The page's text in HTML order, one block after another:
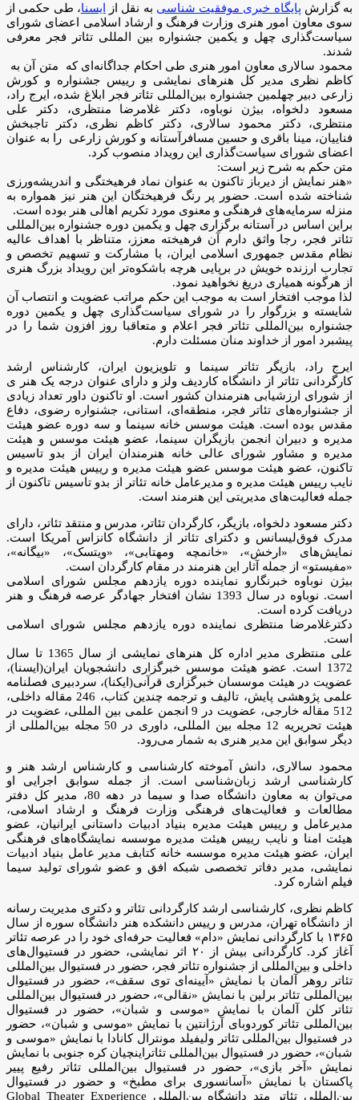
به گزارش پایگاه خبری موفقیت شناسی به نقل از ایسنا، طی حکمی از
سوی معاون امور هنری وزارت فرهنگ و ارشاد اسلامی اعضای شورای
سیاست‌گذاری چهل و یکمین جشنواره بین المللی تئاتر فجر معرفی
شدند.
محمود سالاری معاون امور هنری طی احکام جداگانه‌ای که متن آن به
کاظم نظری مدیر کل هنرهای نمایشی و رییس جشنواره و کورش
زارعی دبیر چهلمین جشنواره بین‌المللی تئاتر فجر ابلاغ شده، ایرج راد،
مسعود دلخواه، بیژن نوباوه، دکتر غلامرضا منتظری، دکتر علی
منتظری، دکتر محمود سالاری، دکتر کاظم نظری، دکتر تاجبخش
فناییان، مینا باقری و حسین مسافرآستانه و کورش زارعی را به عنوان
اعضای شورای سیاست‌گذاری این رویداد منصوب کرد.
متن حکم به شرح زیر است:
«هنر نمایش از دیرباز تاکنون به عنوان نماد فرهیختگی و اندریشه‌ورزی
شناخته شده است. حضور پر رنگ فرهیختگان این هنر نیز همواره به
منزله سرمایه‌های فرهنگی و معنوی مورد تکریم اهالی هنر بوده است.
براین اساس در آستانه برگزاری چهل و یکمین دوره جشنواره بین‌المللی
تئاتر فجر، رجا واثق دارم آن فرهیخته معزز، متناظر با اهداف عالیه
نظام مقدس جمهوری اسلامی ایران، با مشارکت و تسهیم تخصص و
تجارب ارزنده خویش در برپایی هرچه باشکوه‌‍‌تر این رویداد بزرگ هنری
از هرگونه همیاری دریغ نخواهید نمود.
لذا موجب افتخار است به موجب این حکم مراتب عضویت و انتصاب آن
شایسته و بزرگوار را در شورای سیاست‌گذاری چهل و یکمین دوره
جشنواره بین‌المللی تئاتر فجر اعلام و متعاقبا روز افزون شما را در
پیشبرد امور از خداوند منان مسئلت دارم.
ایرج راد، بازیگر تئاتر سینما و تلویزیون ایران، کارشناس ارشد
کارگردانی تئاتر از دانشگاه کاردیف ولز و دارای عنوان درجه یک هنر ی
از شورای ارزشیابی هنرمندان کشور است. او تاکنون داور تعداد زیادی
از جشنواره‌های تئاتر فجر، منطقه‌ای، استانی، جشنواره رضوی، دفاع
مقدس بوده است. هیئت موسس خانه سینما و سه دوره عضو هیئت
مدیره و دبیران انجمن بازیگران سینما، عضو هیئت موسس و هیئت
مدیره و مشاور شورای عالی خانه هنرمندان ایران از بدو تاسیس
تاکنون، عضو هیئت موسس عضو هیئت مدیره و رییس هیئت مدیره و
نایب رییس هیئت مدیره و مدیرعامل خانه تئاتر از بدو تاسیس تاکنون از
جمله فعالیت‌های مدیریتی این هنرمند است.
دکتر مسعود دلخواه، بازیگر، کارگردان تئاتر، مدرس و منتقد تئاتر، دارای
مدرک فوق‌لیسانس و دکترای تئاتر از دانشگاه کانزاس آمریکا است.
نمایش‌های «ارخش»، «خانمچه ومهتابی»، «ویتسک»، «بیگانه»،
«مفیستو» از جمله آثار این هنرمند در مقام کارگردان است.
بیژن نوباوه خبرنگارو نماینده دوره یازدهم مجلس شورای اسلامی
است. نوباوه در سال 1393 نشان افتخار جهادگر عرصه فرهنگ و هنر
دریافت کرده است.
دکترغلامرضا منتظری نماینده دوره یازدهم مجلس شورای اسلامی
است.
علی منتظری مدیر اداره کل هنرهای نمایشی از سال 1365 تا سال
1372 است. عضو هیئت موسس خبرگزاری دانشجویان ایران(ایسنا)،
عضویت در هیئت موسسان خبرگزاری قرآنی(ایکنا)، سردبیری فصلنامه
علمی پژوهشی پایش، تالیف و ترجمه چندین کتاب، 246 مقاله داخلی،
512 مقاله خارجی، عضویت در 9 انجمن علمی بین المللی، عضویت در
هیئت تحریریه 12 مجله بین المللی، داوری در 50 مجله بین‌المللی از
دیگر سوابق این مدیر هنری به شمار می‌رود.
محمود سالاری، دانش آموخته کارشناسی و کارشناس ارشد هنر و
کارشناسی ارشد زبان‌شناسی است. از جمله سوابق اجرایی او
می‌توان به معاون دانشگاه صدا و سیما در دهه 80، مدیر کل دفتر
مطالعات و فعالیت‌های فرهنگی وزارت فرهنگ و ارشاد اسلامی،
مدیرعامل و رییس هیئت مدیره بنیاد ادبیات داستانی ایرانیان، عضو
هیئت امنا و نایب رییس هیئت مدیره موسسه نمایشگاه‌های فرهنگی
ایران، عضو هیئت مدیره موسسه خانه کتابف مدیر عامل بنیاد ادبیات
نمایشی، مدیر دفاتر تخصصی شبکه افق و عضو شورای تولید سیما
فیلم اشاره کرد.
کاظم نظری، کارشناسی ارشد کارگردانی تئاتر و دکتری مدیریت رسانه
از دانشگاه تهران، مدرس و رییس دانشکده هنر دانشگاه سوره از سال
۱۳۶۵ با کارگردانی نمایش «دام» فعالیت حرفه‌ای خود را در عرصه تئاتر
آغاز کرد. کارگردانی بیش از ۲۰ اثر نمایشی، حضور در فستیوال‌های
داخلی و بین‌المللی از جشنواره تئاتر فجر، حضور در فستیوال بین‌المللی
تئاتر روهر آلمان با نمایش «آیینه‌ای توی سقف»، حضور در فستیوال
بین‌المللی تئاتر برلین با نمایش «نقالی»، حضور در فستیوال بین‌المللی
تئاتر کلن آلمان با نمایش «موسی و شبان»، حضور در فستیوال
بین‌المللی تئاتر کوردوبای آرژانتین با نمایش «موسی و شبان»، حضور
در فستیوال بین‌المللی تئاتر ولیفیلد مونترال کانادا با نمایش «موسی و
شبان»، حضور در فستیوال بین‌المللی تئاتراینچیان کره جنوبی با نمایش
نمایش «آخر بازی»، حضور در فستیوال بین‌المللی تئاتر رفیع پییر
پاکستان با نمایش «آسانسوری برای مطبخ» و حضور در فستیوال
بین‌المللی تئاتر متد دانشگاه بین‌المللی Global Theater Experience